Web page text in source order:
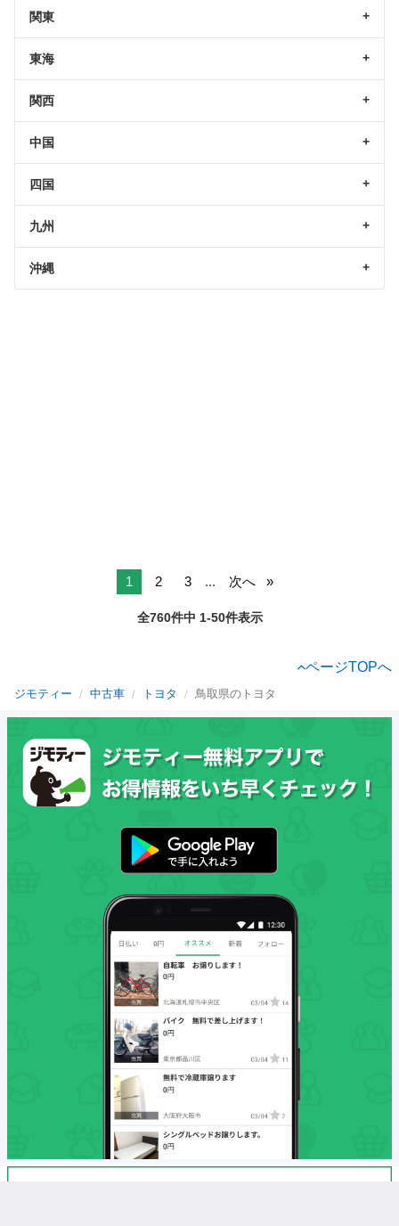
関東
東海
関西
中国
四国
九州
沖縄
1 2 3 ... 次へ
全760件中 1-50件表示
ページTOPへ
ジモティー 中古車 トヨタ 鳥取県のトヨタ